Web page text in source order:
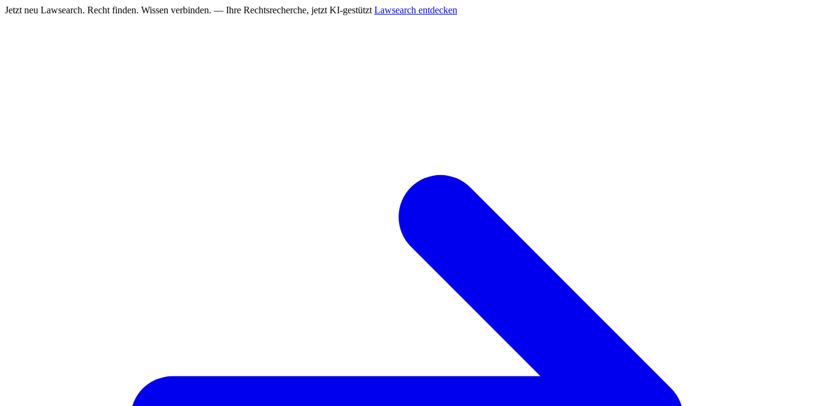
Jetzt neu Lawsearch. Recht finden. Wissen verbinden. — Ihre Rechtsrecherche, jetzt KI-gestützt Lawsearch entdecken